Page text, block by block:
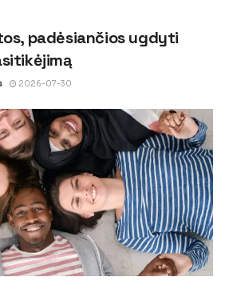
padėsiančios ugdyti
2026-07-30